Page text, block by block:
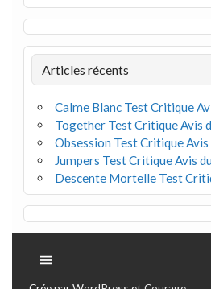
Articles récents
Calme Blanc Test Critique
Together Test Critique Avis
Obsession Test Critique Avis
Jumpers Test Critique Avis
Descente Mortelle Test